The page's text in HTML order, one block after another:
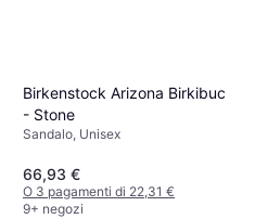
Birkenstock Arizona Birkibuc
- Stone
Sandalo, Unisex
66,93 €
O 3 pagamenti di 22,31 €
9+ negozi